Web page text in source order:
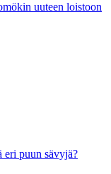
uuteen loistoon
eri puun sävyjä?